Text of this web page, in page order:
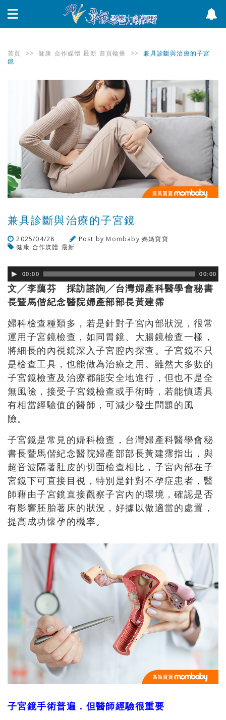
首頁 >> 健康 合作媒體 最新 首頁輪播 >>
兼具診斷與治療的子宮
鏡
兼具診斷與治療的子宮鏡
2025/04/28 Post by Mombaby 媽媽寶寶
健康 合作媒體 最新
00:00 00:00
文╱李藹芬 採訪諮詢╱台灣婦產科醫學會秘書
長暨馬偕紀念醫院婦產部部長黃建霈
婦科檢查種類多，若是針對子宮內部狀況，很常
運用子宮鏡檢查，如同胃鏡、大腸鏡檢查一樣，
將細長的內視鏡深入子宮腔內探查。子宮鏡不只
是檢查工具，也能做為治療之用。雖然大多數的
子宮鏡檢查及治療都能安全地進行，但也不是全
無風險，接受子宮鏡檢查或手術時，若能慎選具
有相當經驗值的醫師，可減少發生問題的風
險。
子宮鏡是常見的婦科檢查，台灣婦產科醫學會秘
書長暨馬偕紀念醫院婦產部部長黃建霈指出，與
超音波隔著肚皮的切面檢查相比，子宮內部在子
宮鏡下可直接目視，特別是針對不孕症患者，醫
師藉由子宮鏡直接觀察子宮內的環境，確認是否
有影響胚胎著床的狀況，好據以做適當的處置，
提高成功懷孕的機率。
子宮鏡手術普遍．但醫師經驗很重要